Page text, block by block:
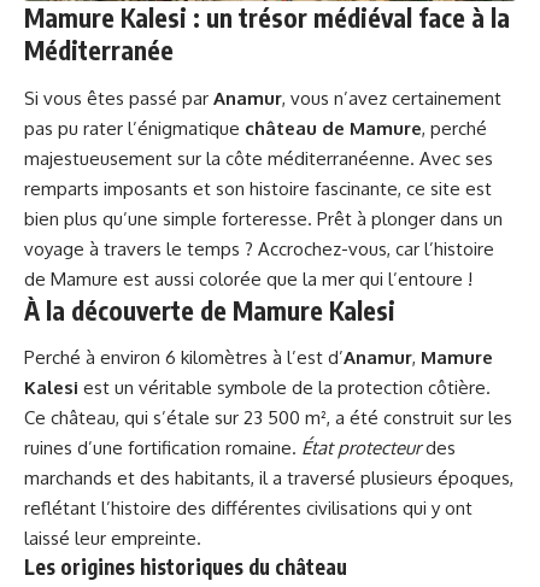
Mamure Kalesi : un trésor médiéval face à la
Méditerranée
Si vous êtes passé par Anamur, vous n’avez certainement
pas pu rater l’énigmatique château de Mamure, perché
majestueusement sur la côte méditerranéenne. Avec ses
remparts imposants et son histoire fascinante, ce site est
bien plus qu’une simple forteresse. Prêt à plonger dans un
voyage à travers le temps ? Accrochez-vous, car l’histoire
de Mamure est aussi colorée que la mer qui l’entoure !
À la découverte de Mamure Kalesi
Perché à environ 6 kilomètres à l’est d’Anamur, Mamure
Kalesi est un véritable symbole de la protection côtière.
Ce château, qui s’étale sur 23 500 m², a été construit sur les
ruines d’une fortification romaine. État protecteurdes
marchands et des habitants, il a traversé plusieurs époques,
reflétant l’histoire des différentes civilisations qui y ont
laissé leur empreinte.
Les origines historiques du château